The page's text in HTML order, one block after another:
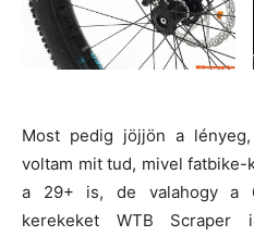
Most pedig jöjjön a
voltam mit tud, mivel fatbike-
a 29+ is, de valahogy a
kerekeket WTB